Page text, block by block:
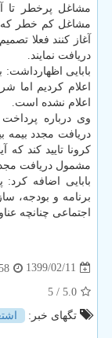
مشاغل پرخطر تا
مشاغل کم خطر که
آغاز کنند فعلا
دریافت نمایند.
بابایی اظهارداشت:
اعلام کردیم اما
اعلام نشده است.
وی درباره
دریافت مجدد بیمه
کرونا تایید کند که
مشمول دریافت
بابایی اضافه
برنامه و بودجه،
اجتماعی چنانچه
1399/02/11
5.0
/ 5
تگهای خبر: